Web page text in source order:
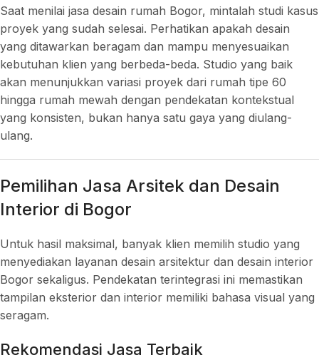
Saat menilai jasa desain rumah Bogor, mintalah studi kasus
proyek yang sudah selesai. Perhatikan apakah desain
yang ditawarkan beragam dan mampu menyesuaikan
kebutuhan klien yang berbeda-beda. Studio yang baik
akan menunjukkan variasi proyek dari rumah tipe 60
hingga rumah mewah dengan pendekatan kontekstual
yang konsisten, bukan hanya satu gaya yang diulang-
ulang.
Pemilihan Jasa Arsitek dan Desain
Interior di Bogor
Untuk hasil maksimal, banyak klien memilih studio yang
menyediakan layanan desain arsitektur dan desain interior
Bogor sekaligus. Pendekatan terintegrasi ini memastikan
tampilan eksterior dan interior memiliki bahasa visual yang
seragam.
Rekomendasi Jasa Terbaik